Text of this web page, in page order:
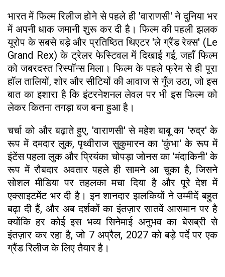
​भारत में फिल्म रिलीज होने से पहले ही 'वाराणसी' ने दुनिया भर
में अपनी धाक जमानी शुरू कर दी है। फिल्म की पहली झलक
यूरोप के सबसे बड़े और प्रतिष्ठित थिएटर 'ले ग्रैंड रेक्स' (Le
Grand Rex) के ट्रेलर फेस्टिवल में दिखाई गई, जहाँ फिल्म
को जबरदस्त रिस्पॉन्स मिला। फिल्म के पहले फ्रेम से ही पूरा
हॉल तालियों, शोर और सीटियों की आवाज से गूँज उठा, जो इस
बात का इशारा है कि इंटरनेशनल लेवल पर भी इस फिल्म को
लेकर कितना तगड़ा बज बना हुआ है।
चर्चा को और बढ़ाते हुए, 'वाराणसी' से महेश बाबू का 'रुद्र' के
रूप में दमदार लुक, पृथ्वीराज सुकुमारन का 'कुंभा' के रूप में
इंटेंस पहला लुक और प्रियंका चोपड़ा जोनस का 'मंदाकिनी' के
रूप में रौबदार अवतार पहले ही सामने आ चुका है, जिसने
सोशल मीडिया पर तहलका मचा दिया है और पूरे देश में
एक्साइटमेंट भर दी है। इन शानदार झलकियों ने उम्मीदें बहुत
बढ़ा दी हैं, और अब दर्शकों का इंतज़ार सातवें आसमान पर है
क्योंकि हर कोई इस भव्य सिनेमाई अनुभव का बेसब्री से
इंतज़ार कर रहा है, जो 7 अप्रैल, 2027 को बड़े पर्दे पर एक
ग्रैंड रिलीज के लिए तैयार है।